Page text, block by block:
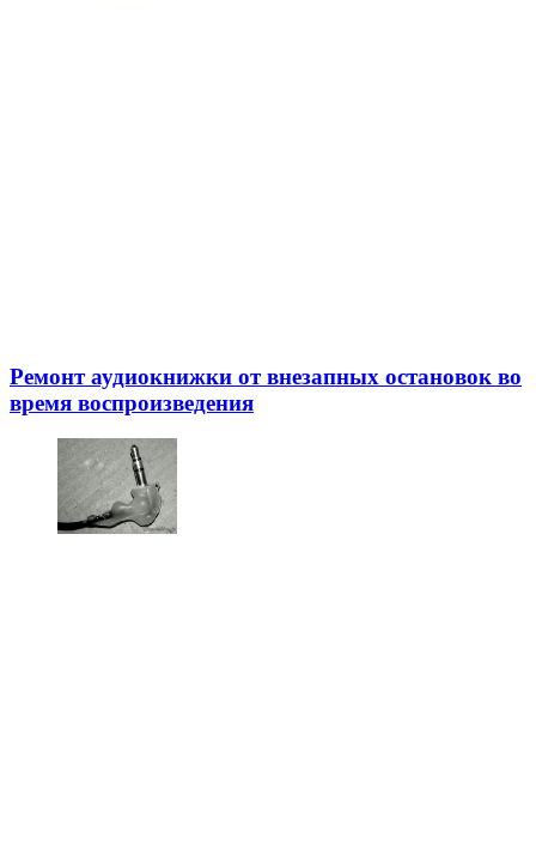
Ремонт аудиокнижки от внезапных остановок во
время воспроизведения